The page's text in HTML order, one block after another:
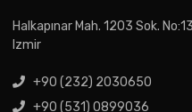
Halkapınar Mah. 1203 Sok.
Izmir
+90 (232) 2030650
+90 (531) 0899036